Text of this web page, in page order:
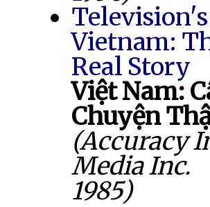
Television's
Vietnam:
Real Story
Việt Nam:
Chuyện
(Accuracy
Media Inc.
1985)